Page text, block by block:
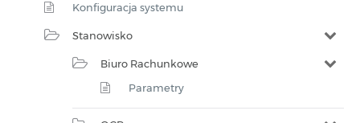
Konfiguracja systemu
Stanowisko
Biuro Rachunkowe
Parametry